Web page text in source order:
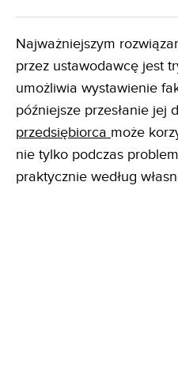
Najważniejszym
przez ustawodawcę jest
umożliwia wystawienie
późniejsze przesłanie jej
przedsiębiorca może
nie tylko podczas
praktycznie według